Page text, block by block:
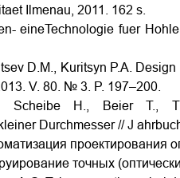
Ilmenau, 2011. 162 s.
eineTechnologie fuer
D.M., Kuritsyn P.A.
V. 80. № 3. P. 197–200.
Scheibe H., Beier T.,
Durchmesser // J
проектирования
точных